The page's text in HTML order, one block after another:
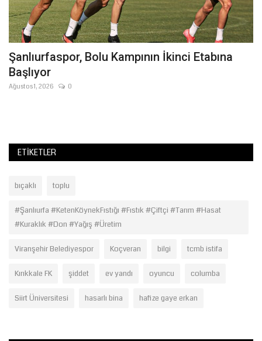
Şanlıurfaspor, Bolu Kampının İkinci Etabına
Başlıyor
Ağustos 1, 2026 0
ETIKETLER
bıçaklı toplu
#Şanlıurfa #KetenKöynekFıstığı #Fıstık #Çiftçi #Tarım #Hasat
#Kuraklık #Don #Yağış #Üretim
Viranşehir Belediyespor Koçveran bilgi tcmb istifa
Kırıkkale FK şiddet ev yandı oyuncu columba
Siirt Üniversitesi hasarlı bina hafize gaye erkan